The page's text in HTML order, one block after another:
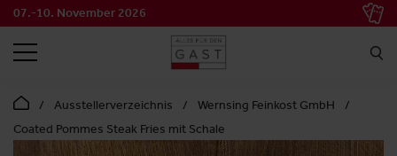
07.-10. November 2026
SUCHEN
Ausstellerverzeichnis
Wernsing Feinkost GmbH
Coated Pommes Steak Fries mit Schale